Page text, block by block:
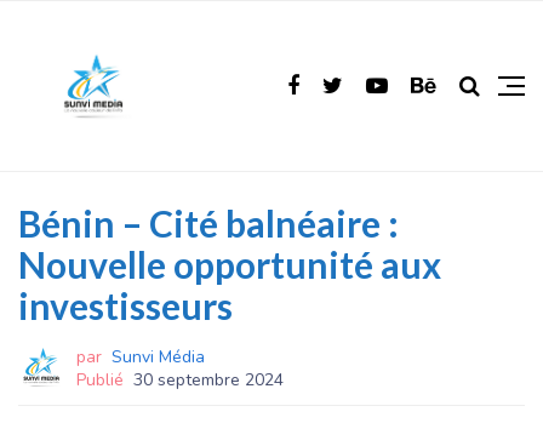
Bénin – Cité balnéaire :
Nouvelle opportunité aux
investisseurs
par Sunvi Média
Publié 30 septembre 2024